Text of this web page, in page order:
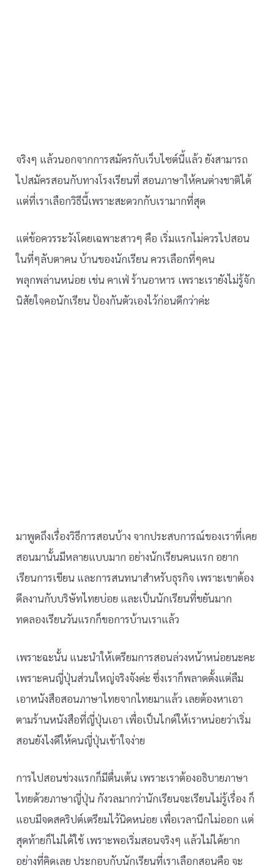
จริงๆ แล้วนอกจากการสมัครกับเว็บไซต์นี้แล้ว ยังสามารถ
ไปสมัครสอนกับทางโรงเรียนที่ สอนภาษาให้คนต่างชาติได้
แต่ที่เราเลือกวิธีนี้เพราะสะดวกกับเรามากที่สุด
แต่ข้อควรระวังโดยเฉพาะสาวๆ คือ เริ่มแรกไม่ควรไปสอน
ในที่ๆลับตาคน บ้านของนักเรียน ควรเลือกที่ๆคน
พลุกพล่านหน่อย เช่น คาเฟ่ ร้านอาหาร เพราะเรายังไม่รู้จัก
นิสัยใจคอนักเรียน ป้องกันตัวเองไว้ก่อนดีกว่าค่ะ
มาพูดถึงเรื่องวิธีการสอนบ้าง จากประสบการณ์ของเราที่เคย
สอนมานั้นมีหลายแบบมาก อย่างนักเรียนคนแรก อยาก
เรียนการเขียน และการสนทนาสำหรับธุรกิจ เพราะเขาต้อง
ดีลงานกับบริษัทไทยบ่อย และเป็นนักเรียนที่ขยันมาก
ทดลองเรียนวันแรกก็ขอการบ้านเราแล้ว
เพราะฉะนั้น แนะนำให้เตรียมการสอนล่วงหน้าหน่อยนะคะ
เพราะคนญี่ปุ่นส่วนใหญ่จริงจังค่ะ ซึ่งเราก็พลาดตั้งแต่ลืม
เอาหนังสือสอนภาษาไทยจากไทยมาแล้ว เลยต้องหาเอา
ตามร้านหนังสือที่ญี่ปุ่นเอา เพื่อเป็นไกด์ให้เราหน่อยว่าเริ่ม
สอนยังไงดีให้คนญี่ปุ่นเข้าใจง่าย
การไปสอนช่วงแรกก็มีตื่นเต้น เพราะเราต้องอธิบายภาษา
ไทยด้วยภาษาญี่ปุ่น กังวลมากว่านักเรียนจะเรียนไม่รู้เรื่อง ก็
แอบมีจดสคริปต์เตรียมไว้นิดหน่อย เพื่อเวลานึกไม่ออก แต่
สุดท้ายก็ไม่ได้ใช้ เพราะพอเริ่มสอนจริงๆ แล้วไม่ได้ยาก
อย่างที่คิดเลย ประกอบกับนักเรียนที่เราเลือกสอนคือ จะ